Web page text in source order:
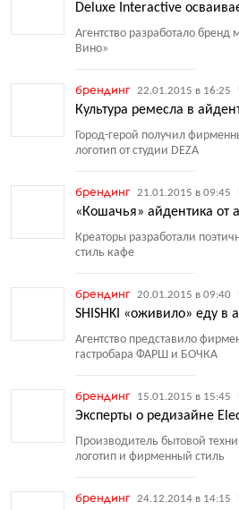
Deluxe Interactive
Агентство разработало бренд
Вино»
брендинг 22.01.2015 в 16:25
Культура ремесла в
Город-герой получил
логотип от студии DEZA
брендинг 21.01.2015 в 09:45
«Кошачья» айдентика от
Креаторы разработали
стиль кафе
брендинг 20.01.2015 в 09:40
SHISHKI «оживило» еду в
Агентство представило
гастробара ФАРШ и БОЧКА
брендинг 15.01.2015 в 15:45
Эксперты о редизайне
Производитель бытовой
логотип и фирменный стиль
брендинг 24.12.2014 в 14:15